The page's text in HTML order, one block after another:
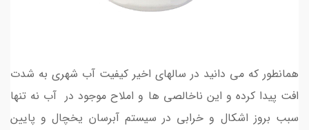
همانطور که می دانید در سالهای اخیر کیفیت آب شهری به شدت
افت پیدا کرده و این ناخالصی ها و املاح موجود در آب نه تنها
سبب بروز اشکال و خرابی در سیستم‌ آبرسان یخچال و پایین